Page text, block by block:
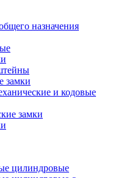
назначения
замки
и кодовые
замки
цилиндровые